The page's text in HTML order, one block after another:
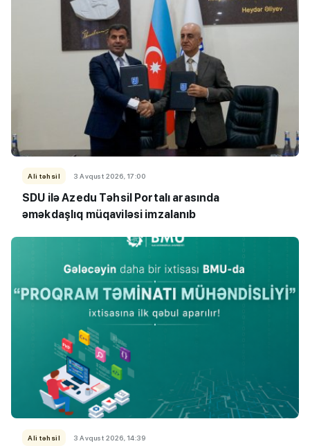
Ali təhsil 3 Avqust 2026, 17:00
SDU ilə Azedu Təhsil Portalı arasında
əməkdaşlıq müqaviləsi imzalanıb
Ali təhsil 3 Avqust 2026, 14:39